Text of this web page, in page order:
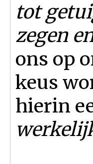
tot
zegen
ons op
keus
hierin